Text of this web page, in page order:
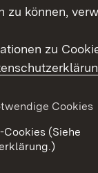
zu können,
zu
Cookies
(Siehe